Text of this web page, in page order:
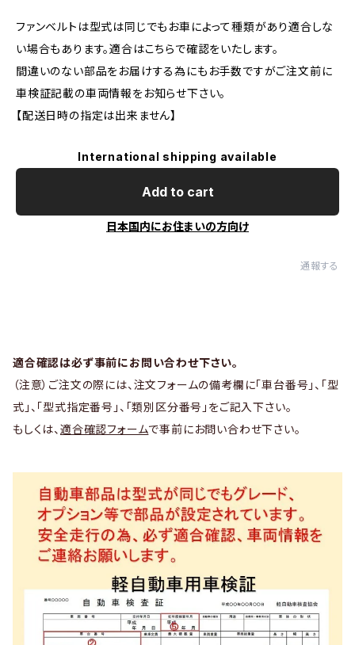
ファンベルトは型式は同じでもお車によって種類があり適合しな
い場合もあります。適合はこちらで確認をいたします。
間違いのない部品をお届けする為にもお手数ですがご注文前に
車検証記載の車両情報をお知らせ下さい。
【配送日時の指定は出来ません】
International shipping available
Add to cart
日本国内にお住まいの方向け
通報する
適合確認は必ず事前にお問い合わせ下さい。
（注意）ご注文の際には、注文フォームの備考欄に「車台番号」、「型
式」、「型式指定番号」、「類別区分番号」をご記入下さい。
もしくは、 適合確認フォームで事前にお問い合わせ下さい。